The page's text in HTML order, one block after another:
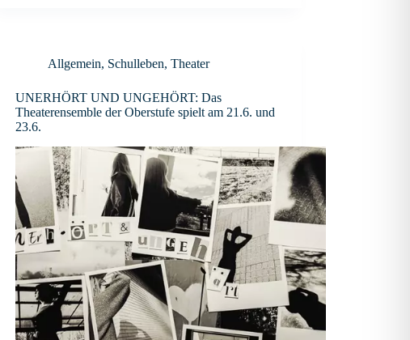
Allgemein, Schulleben,Theater
UNERHÖRT UND UNGEHÖRT: Das
Theaterensemble der Oberstufe spielt am 21.6. und
23.6.